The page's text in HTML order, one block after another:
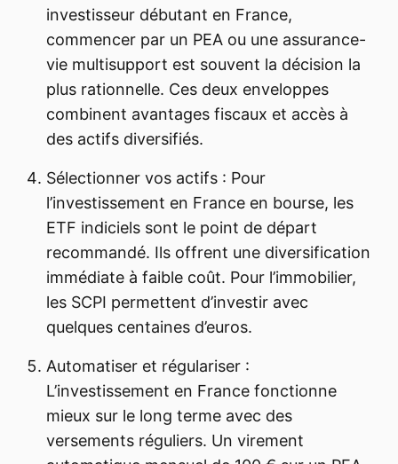
investisseur débutant en France,
commencer par un PEA ou une assurance-
vie multisupport est souvent la décision la
plus rationnelle. Ces deux enveloppes
combinent avantages fiscaux et accès à
des actifs diversifiés.
Sélectionner vos actifs : Pour
l’investissement en France en bourse, les
ETF indiciels sont le point de départ
recommandé. Ils offrent une diversification
immédiate à faible coût. Pour l’immobilier,
les SCPI permettent d’investir avec
quelques centaines d’euros.
Automatiser et régulariser :
L’investissement en France fonctionne
mieux sur le long terme avec des
versements réguliers. Un virement